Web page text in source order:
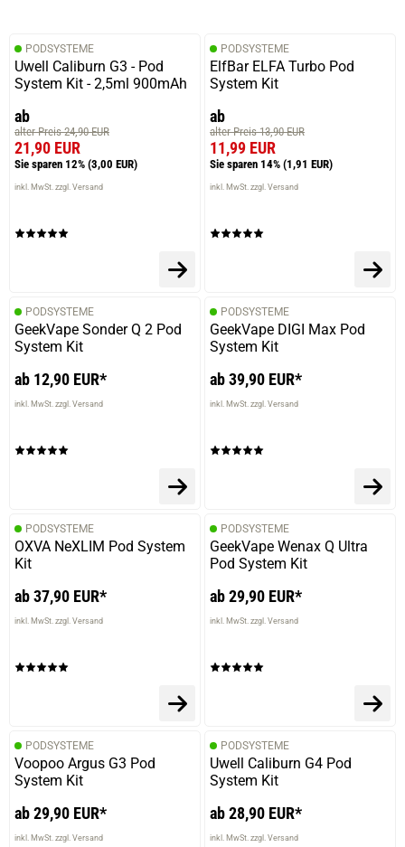
prev
PODSYSTEME
Uwell Caliburn G3 - Pod
System Kit - 2,5ml 900mAh
ab
alter Preis 24,90 EUR
21,90 EUR
Sie sparen 12% (3,00 EUR)
inkl. MwSt. zzgl. Versand
PODSYSTEME
ElfBar ELFA Turbo Pod
System Kit
ab
alter Preis 13,90 EUR
11,99 EUR
Sie sparen 14% (1,91 EUR)
inkl. MwSt. zzgl. Versand
PODSYSTEME
GeekVape Sonder Q 2 Pod
System Kit
ab 12,90 EUR*
inkl. MwSt. zzgl. Versand
PODSYSTEME
GeekVape DIGI Max Pod
System Kit
ab 39,90 EUR*
inkl. MwSt. zzgl. Versand
PODSYSTEME
OXVA NeXLIM Pod System
Kit
ab 37,90 EUR*
inkl. MwSt. zzgl. Versand
PODSYSTEME
GeekVape Wenax Q Ultra
Pod System Kit
ab 29,90 EUR*
inkl. MwSt. zzgl. Versand
PODSYSTEME
Voopoo Argus G3 Pod
System Kit
ab 29,90 EUR*
inkl. MwSt. zzgl. Versand
PODSYSTEME
Uwell Caliburn G4 Pod
System Kit
ab 28,90 EUR*
inkl. MwSt. zzgl. Versand